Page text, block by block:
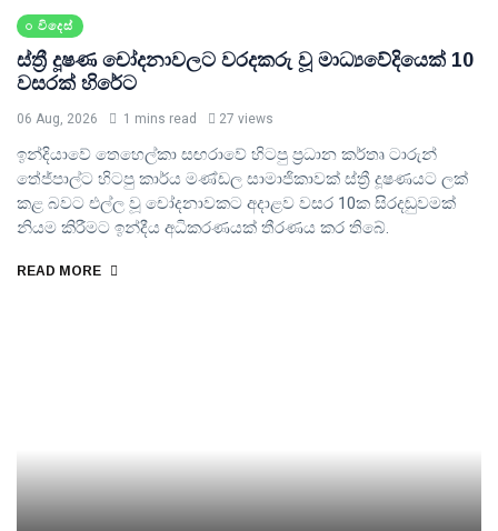
විදෙස්
ස්ත්‍රී දූෂණ චෝදනාවලට වරදකරු වූ මාධ්‍යවේදියෙක් 10
වසරක් හිරේට
06 Aug, 2026 1 mins read 27 views
ඉන්දියාවේ තෙහෙල්කා සඟරාවේ හිටපු ප්‍රධාන කර්තෘ ටාරුන්
තේජ්පාල්ට හිටපු කාර්ය මණ්ඩල සාමාජිකාවක් ස්ත්‍රී දූෂණයට ලක්
කළ බවට එල්ල වූ චෝදනාවකට අදාළව වසර 10ක සිරදඬුවමක්
නියම කිරීමට ඉන්දීය අධිකරණයක් තීරණය කර තිබේ.
READ MORE